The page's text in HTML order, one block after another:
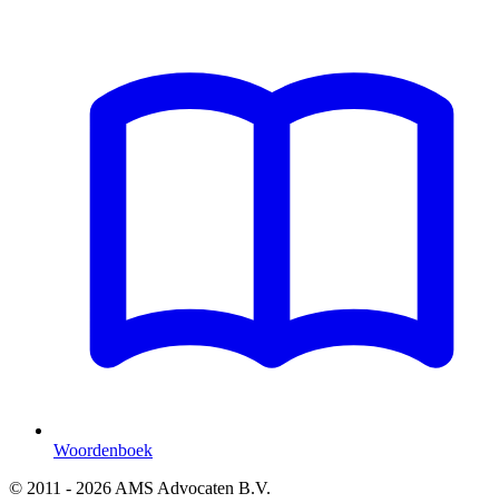
Woordenboek
© 2011 - 2026 AMS Advocaten B.V.